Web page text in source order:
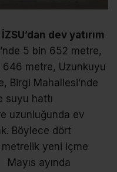
dev yatırım
5 bin 652 metre,
646 metre, Uzunkuyu
Birgi Mahallesi’nde
suyu hattı
uzunluğunda ev
Böylece dört
yeni içme
ayında